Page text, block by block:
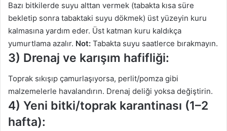
Bazı bitkilerde suyu alttan vermek (tabakta kısa süre
bekletip sonra tabaktaki suyu dökmek) üst yüzeyin kuru
kalmasına yardım eder. Üst katman kuru kaldıkça
yumurtlama azalır. Not: Tabakta suyu saatlerce bırakmayın.
3) Drenaj ve karışım hafifliği:
Toprak sıkışıp çamurlaşıyorsa, perlit/pomza gibi
malzemelerle havalandırın. Drenaj deliği yoksa değiştirin.
4) Yeni bitki/toprak karantinası (1–2
hafta):